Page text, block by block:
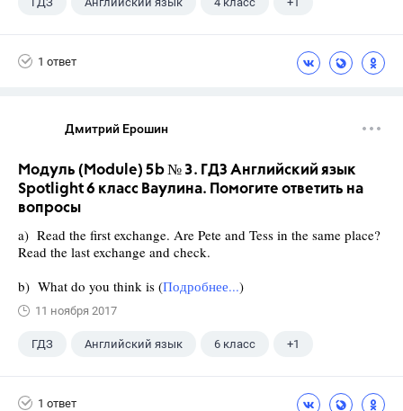
1 ответ
Дмитрий Ерошин
Модуль (Module) 5b № 3. ГДЗ Английский язык
Spotlight 6 класс Ваулина. Помогите ответить на
вопросы
a) Read the first exchange. Are Pete and Tess in the same place?
Read the last exchange and check.
b) What do you think is (Подробнее...)
11 ноября 2017
ГДЗ Английский язык 6 класс +1
1 ответ